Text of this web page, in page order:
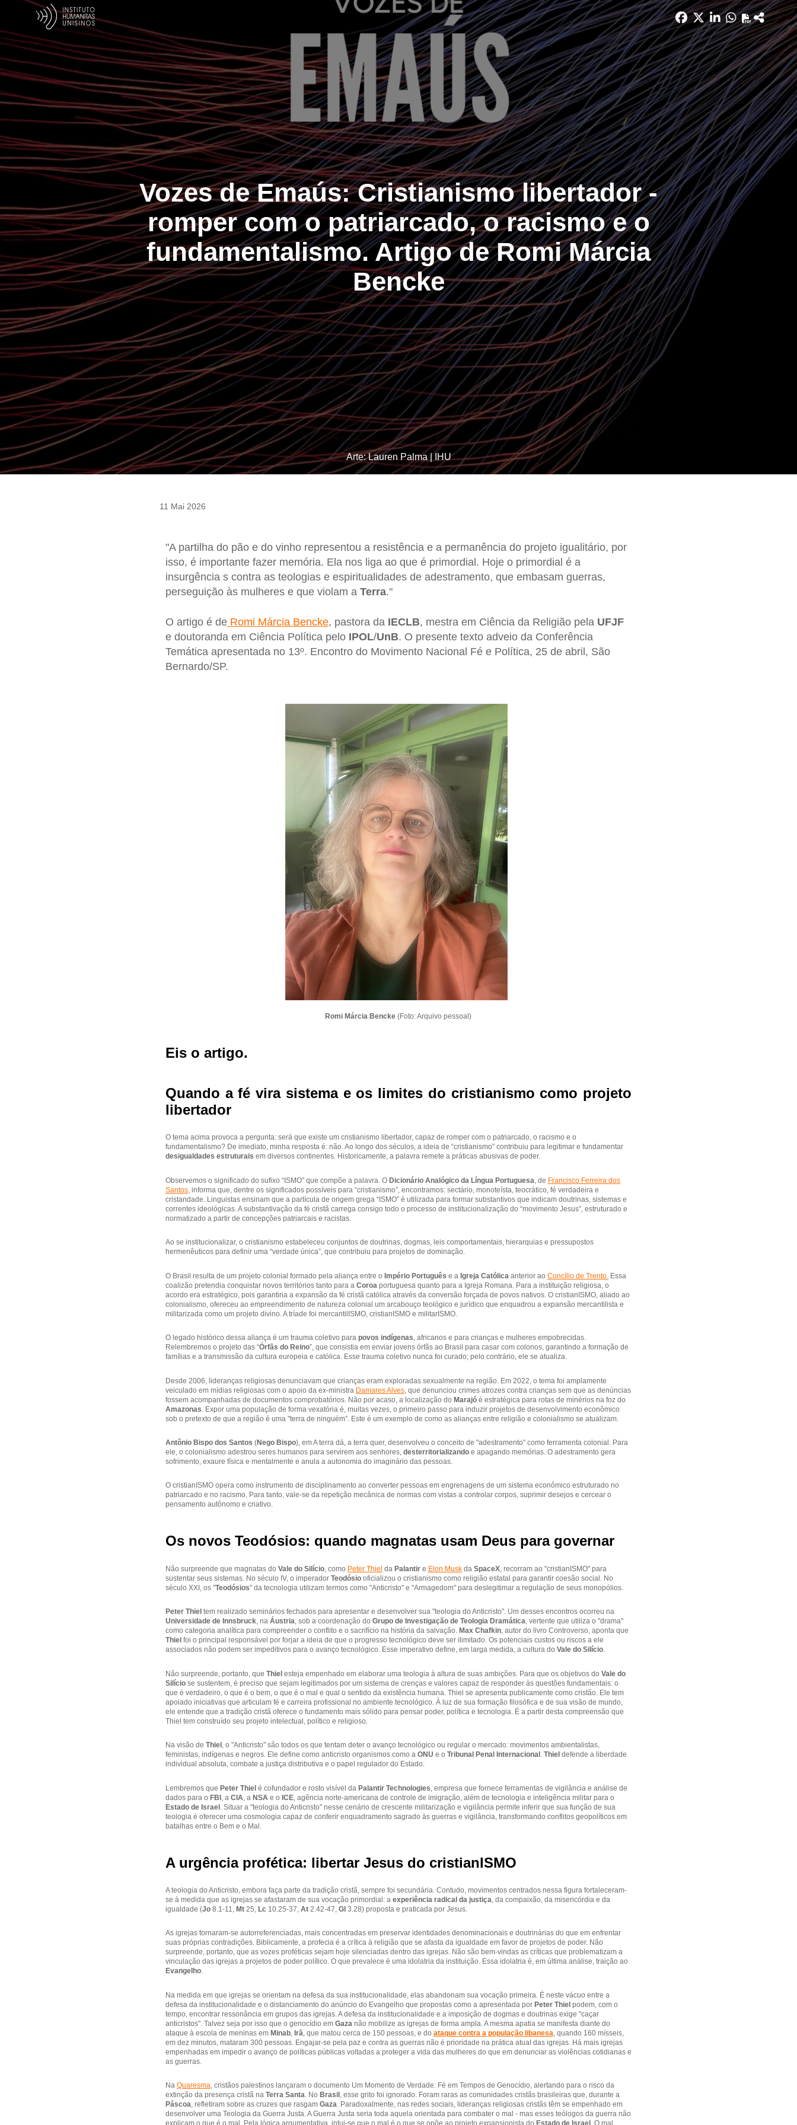
Vozes de Emaús: Cristianismo libertador -
romper com o patriarcado, o racismo e o
fundamentalismo. Artigo de Romi Márcia
Bencke
Arte: Lauren Palma | IHU
11 Mai 2026
"A partilha do pão e do vinho representou a resistência e a permanência do projeto igualitário, por
isso, é importante fazer memória. Ela nos liga ao que é primordial. Hoje o primordial é a
insurgência s contra as teologias e espiritualidades de adestramento, que embasam guerras,
perseguição às mulheres e que violam a Terra."
O artigo é deRomi Márcia Bencke, pastora daIECLB, mestra em Ciência da Religião pela UFJF
e doutoranda em Ciência Política pelo IPOL/UnB. O presente texto adveio da Conferência
Temática apresentada no 13º. Encontro do Movimento Nacional Fé e Política, 25 de abril, São
Bernardo/SP.
Romi Márcia Bencke (Foto: Arquivo pessoal)
Eis o artigo.
Quando a fé vira sistema e os limites do cristianismo como projeto
libertador
O tema acima provoca a pergunta: será que existe um cristianismo libertador, capaz de romper com o patriarcado, o racismo e o
fundamentalismo? De imediato, minha resposta é: não. Ao longo dos séculos, a ideia de “cristianismo” contribuiu para legitimar e fundamentar
desigualdades estruturais em diversos continentes. Historicamente, a palavra remete a práticas abusivas de poder.
Observemos o significado do sufixo “ISMO” que compõe a palavra. O Dicionário Analógico da Língua Portuguesa , de Francisco Ferreira dos
Santos, informa que, dentre os significados possíveis para “cristianismo”, encontramos: sectário, monoteísta, teocrático, fé verdadeira e
cristandade. Linguistas ensinam que a partícula de origem grega “ISMO” é utilizada para formar substantivos que indicam doutrinas, sistemas e
correntes ideológicas. A substantivação da fé cristã carrega consigo todo o processo de institucionalização do “movimento Jesus”, estruturado e
normatizado a partir de concepções patriarcais e racistas.
Ao se institucionalizar, o cristianismo estabeleceu conjuntos de doutrinas, dogmas, leis comportamentais, hierarquias e pressupostos
hermenêuticos para definir uma “verdade única”, que contribuiu para projetos de dominação.
O Brasil resulta de um projeto colonial formado pela aliança entre o Império Português e a Igreja Católica anterior ao Concílio de Trento. Essa
coalizão pretendia conquistar novos territórios tanto para a Coroa portuguesa quanto para a Igreja Romana. Para a instituição religiosa, o
acordo era estratégico, pois garantiria a expansão da fé cristã católica através da conversão forçada de povos nativos. O cristianISMO, aliado ao
colonialismo, ofereceu ao empreendimento de natureza colonial um arcabouço teológico e jurídico que enquadrou a expansão mercantilista e
militarizada como um projeto divino. A tríade foi mercantilISMO, cristianISMO e militarISMO.
O legado histórico dessa aliança é um trauma coletivo parapovos indígenas, africanos e para crianças e mulheres empobrecidas.
Relembremos o projeto das “Órfãs do Reino”, que consistia em enviar jovens órfãs ao Brasil para casar com colonos, garantindo a formação de
famílias e a transmissão da cultura europeia e católica. Esse trauma coletivo nunca foi curado; pelo contrário, ele se atualiza.
Desde 2006, lideranças religiosas denunciavam que crianças eram exploradas sexualmente na região. Em 2022, o tema foi amplamente
veiculado em mídias religiosas com o apoio da ex-ministra Damares Alves, que denunciou crimes atrozes contra crianças sem que as denúncias
fossem acompanhadas de documentos comprobatórios. Não por acaso, a localização do Marajóé estratégica para rotas de minérios na foz do
Amazonas . Expor uma população de forma vexatória é, muitas vezes, o primeiro passo para induzir projetos de desenvolvimento econômico
sob o pretexto de que a região é uma "terra de ninguém”. Este é um exemplo de como as alianças entre religião e colonialismo se atualizam.
Antônio Bispo dos Santos (Nego Bispo), em A terra dá, a terra quer, desenvolveu o conceito de "adestramento" como ferramenta colonial. Para
ele, o colonialismo adestrou seres humanos para servirem aos senhores, desterritorializandoe apagando memórias. O adestramento gera
sofrimento, exaure física e mentalmente e anula a autonomia do imaginário das pessoas.
O cristianISMO opera como instrumento de disciplinamento ao converter pessoas em engrenagens de um sistema econômico estruturado no
patriarcado e no racismo. Para tanto, vale-se da repetição mecânica de normas com vistas a controlar corpos, suprimir desejos e cercear o
pensamento autônomo e criativo.
Os novos Teodósios: quando magnatas usam Deus para governar
Não surpreende que magnatas do Vale do Silício, como Peter Thiel da Palantire Elon Muskda SpaceX, recorram ao "cristianISMO" para
sustentar seus sistemas. No século IV, o imperador Teodósiooficializou o cristianismo como religião estatal para garantir coesão social. No
século XXI, os "Teodósios" da tecnologia utilizam termos como "Anticristo" e "Armagedom" para deslegitimar a regulação de seus monopólios.
Peter Thiel tem realizado seminários fechados para apresentar e desenvolver sua "teologia do Anticristo". Um desses encontros ocorreu na
Universidade de Innsbruck, na Áustria, sob a coordenação do Grupo de Investigação de Teologia Dramática, vertente que utiliza o "drama"
como categoria analítica para compreender o conflito e o sacrifício na história da salvação. Max Chafkin, autor do livro Controverso, aponta que
Thiel foi o principal responsável por forjar a ideia de que o progresso tecnológico deve ser ilimitado. Os potenciais custos ou riscos a ele
associados não podem ser impeditivos para o avanço tecnológico. Esse imperativo define, em larga medida, a cultura do Vale do Silício.
Não surpreende, portanto, que Thielesteja empenhado em elaborar uma teologia à altura de suas ambições. Para que os objetivos do Vale do
Silíciose sustentem, é preciso que sejam legitimados por um sistema de crenças e valores capaz de responder às questões fundamentais: o
que é verdadeiro, o que é o bem, o que é o mal e qual o sentido da existência humana. Thiel se apresenta publicamente como cristão. Ele tem
apoiado iniciativas que articulam fé e carreira profissional no ambiente tecnológico. À luz de sua formação filosófica e de sua visão de mundo,
ele entende que a tradição cristã oferece o fundamento mais sólido para pensar poder, política e tecnologia. É a partir desta compreensão que
Thiel tem construído seu projeto intelectual, político e religioso.
Na visão de Thiel , o "Anticristo" são todos os que tentam deter o avanço tecnológico ou regular o mercado: movimentos ambientalistas,
feministas, indígenas e negros. Ele define como anticristo organismos como a ONU e o Tribunal Penal Internacional . Thiel defende a liberdade
individual absoluta, combate a justiça distributiva e o papel regulador do Estado.
Lembremos que Peter Thielé cofundador e rosto visível da Palantir Technologies , empresa que fornece ferramentas de vigilância e análise de
dados para o FBI, a CIA , a NSA e o ICE, agência norte-americana de controle de imigração, além de tecnologia e inteligência militar para o
Estado de Israel. Situar a "teologia do Anticristo" nesse cenário de crescente militarização e vigilância permite inferir que sua função de sua
teologia é oferecer uma cosmologia capaz de conferir enquadramento sagrado às guerras e vigilância, transformando conflitos geopolíticos em
batalhas entre o Bem e o Mal.
A urgência profética: libertar Jesus do cristianISMO
A teologia do Anticristo, embora faça parte da tradição cristã, sempre foi secundária. Contudo, movimentos centrados nessa figura fortaleceram-
se à medida que as igrejas se afastaram de sua vocação primordial: a experiência radical da justiça, da compaixão, da misericórdia e da
igualdade (Jo8.1-11, Mt25, Lc10.25-37, At2.42-47, Gl 3.28) proposta e praticada por Jesus.
As igrejas tornaram-se autorreferenciadas, mais concentradas em preservar identidades denominacionais e doutrinárias do que em enfrentar
suas próprias contradições. Biblicamente, a profecia é a crítica à religião que se afasta da igualdade em favor de projetos de poder. Não
surpreende, portanto, que as vozes proféticas sejam hoje silenciadas dentro das igrejas. Não são bem-vindas as críticas que problematizam a
vinculação das igrejas a projetos de poder político. O que prevalece é uma idolatria da instituição. Essa idolatria é, em última análise, traição ao
Evangelho.
Na medida em que igrejas se orientam na defesa da sua institucionalidade, elas abandonam sua vocação primeira. É neste vácuo entre a
defesa da institucionalidade e o distanciamento do anúncio do Evangelho que propostas como a apresentada por Peter Thiel podem, com o
tempo, encontrar ressonância em grupos das igrejas. A defesa da institucionalidade e a imposição de dogmas e doutrinas exige "caçar
anticristos". Talvez seja por isso que o genocídio em Gazanão mobilize as igrejas de forma ampla. A mesma apatia se manifesta diante do
ataque à escola de meninas em Minab, Irã, que matou cerca de 150 pessoas, e do ataque contra a população libanesa, quando 160 mísseis,
em dez minutos, mataram 300 pessoas. Engajar-se pela paz e contra as guerras não é prioridade na prática atual das igrejas. Há mais igrejas
empenhadas em impedir o avanço de políticas públicas voltadas a proteger a vida das mulheres do que em denunciar as violências cotidianas e
as guerras.
Na Quaresma, cristãos palestinos lançaram o documento Um Momento de Verdade: Fé em Tempos de Genocídio, alertando para o risco da
extinção da presença cristã na Terra Santa. No Brasil , esse grito foi ignorado. Foram raras as comunidades cristãs brasileiras que, durante a
Páscoa, refletiram sobre as cruzes que rasgam Gaza. Paradoxalmente, nas redes sociais, lideranças religiosas cristãs têm se empenhado em
desenvolver uma Teologia da Guerra Justa. A Guerra Justa seria toda aquela orientada para combater o mal - mas esses teólogos da guerra não